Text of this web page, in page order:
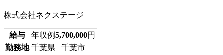
株式会社ネクステージ
給与 年収例5,700,000円
勤務地 千葉県 千葉市